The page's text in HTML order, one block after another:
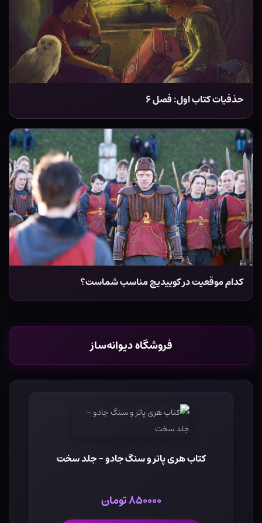
حذفیات کتاب اول: فصل ۶
کدام موقعیت در کوییدیچ مناسب شماست؟
فروشگاه دیوانه‌ساز
کتاب هری پاتر و سنگ جادو - جلد سخت
۸۵۰۰۰۰ تومان